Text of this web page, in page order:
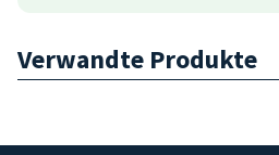
Verwandte Produkte